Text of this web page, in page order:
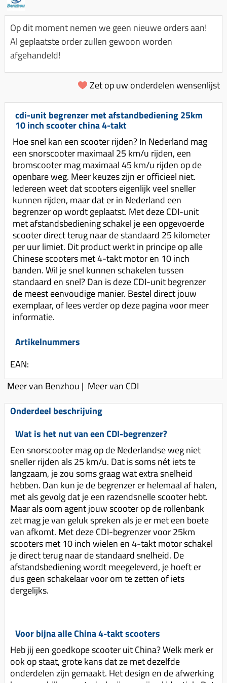
Spanningsregelaar
Toerenbegrenzer
Remlichtschakelaar
Led verlichting
Luchtfilter (delen)
Luchtfilter deksel
Motor blokken
Motorblok (delen)
Pakking (sets)
Vlotterbak pakking
Powerfilter
Schakel (delen)
Sproeiers
Spruitstuk (delen)
Uitlaten compleet
Uitlaat (delen)
Uitlaat bocht
Radiateur (delen)
Waterpomp (delen)
V-snaren
Variorolsets
Voor tandwielen
Zuigers
Koppeling compleet
Koppeling trekveer
Ketting / tandwiel
Koeling (delen)
Overbrenging
Km teller kabel
Kickstart deksel
Kickstartpedaal
Kickstart ronsel
Spiegels
Stuurschakelaar
Stuur (delen)
Remblokken
Rem (delen)
Remgrepen en remhendels
Remhevels
Remsegmenten
Remklauw (delen)
Remschijven
Voorrem kabel
Voorvork
Zadel
Standaard
Kickstart (delen)
Olie-onderhoudsmiddelen
Oppakbeugel
Scooter alarm
Scooter Kleding
Crossbril
Stickers
Stuurslot
Regenkleding
Rugsteun
Vespa accessoires
Voordragers
Windschermen
Accessoires overig
Zadel
Gereedschap
Op dit moment nemen we geen nieuwe orders aan!
Al geplaatste order zullen gewoon worden
afgehandeld!
Zet op uw onderdelen wensenlijst
cdi-unit begrenzer met afstandbediening 25km
10 inch scooter china 4-takt
Hoe snel kan een scooter rijden? In Nederland mag
een snorscooter maximaal 25 km/u rijden, een
bromscooter mag maximaal 45 km/u rijden op de
openbare weg. Meer keuzes zijn er officieel niet.
Iedereen weet dat scooters eigenlijk veel sneller
kunnen rijden, maar dat er in Nederland een
begrenzer op wordt geplaatst. Met deze CDI-unit
met afstandsbediening schakel je een opgevoerde
scooter direct terug naar de standaard 25 kilometer
per uur limiet. Dit product werkt in principe op alle
Chinese scooters met 4-takt motor en 10 inch
banden. Wil je snel kunnen schakelen tussen
standaard en snel? Dan is deze CDI-unit begrenzer
de meest eenvoudige manier. Bestel direct jouw
exemplaar, of lees verder op deze pagina voor meer
informatie.
Artikelnummers
EAN:
Meer van Benzhou | Meer van CDI
Onderdeel beschrijving
Wat is het nut van een CDI-begrenzer?
Een snorscooter mag op de Nederlandse weg niet
sneller rijden als 25 km/u. Dat is soms nét iets te
langzaam, je zou soms graag wat extra snelheid
hebben. Dan kun je de begrenzer er helemaal af halen,
met als gevolg dat je een razendsnelle scooter hebt.
Maar als oom agent jouw scooter op de rollenbank
zet mag je van geluk spreken als je er met een boete
van afkomt. Met deze CDI-begrenzer voor 25km
scooters met 10 inch wielen en 4-takt motor schakel
je direct terug naar de standaard snelheid. De
afstandsbediening wordt meegeleverd, je hoeft er
dus geen schakelaar voor om te zetten of iets
dergelijks.
Voor bijna alle China 4-takt scooters
Heb jij een goedkope scooter uit China? Welk merk er
ook op staat, grote kans dat ze met dezelfde
onderdelen zijn gemaakt. Het design en de afwerking